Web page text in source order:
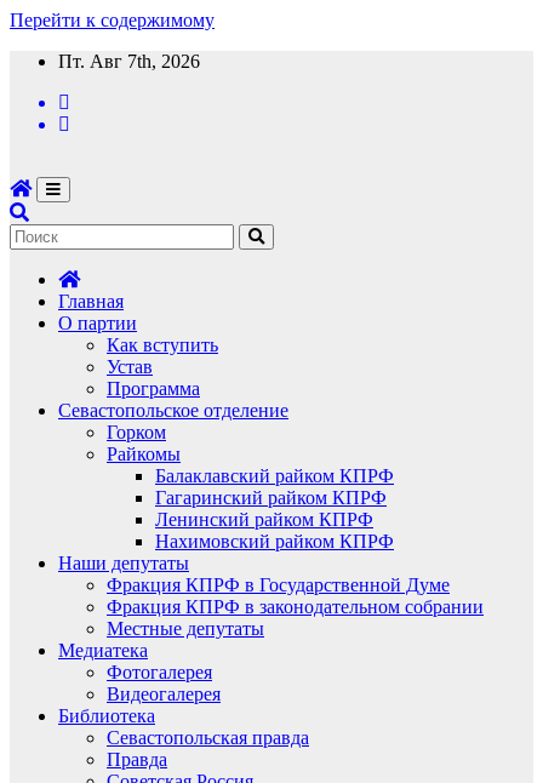
Перейти к содержимому
Пт. Авг 7th, 2026
Главная
О партии
Как вступить
Устав
Программа
Севастопольское отделение
Горком
Райкомы
Балаклавский райком КПРФ
Гагаринский райком КПРФ
Ленинский райком КПРФ
Нахимовский райком КПРФ
Наши депутаты
Фракция КПРФ в Государственной Думе
Фракция КПРФ в законодательном собрании
Местные депутаты
Медиатека
Фотогалерея
Видеогалерея
Библиотека
Севастопольская правда
Правда